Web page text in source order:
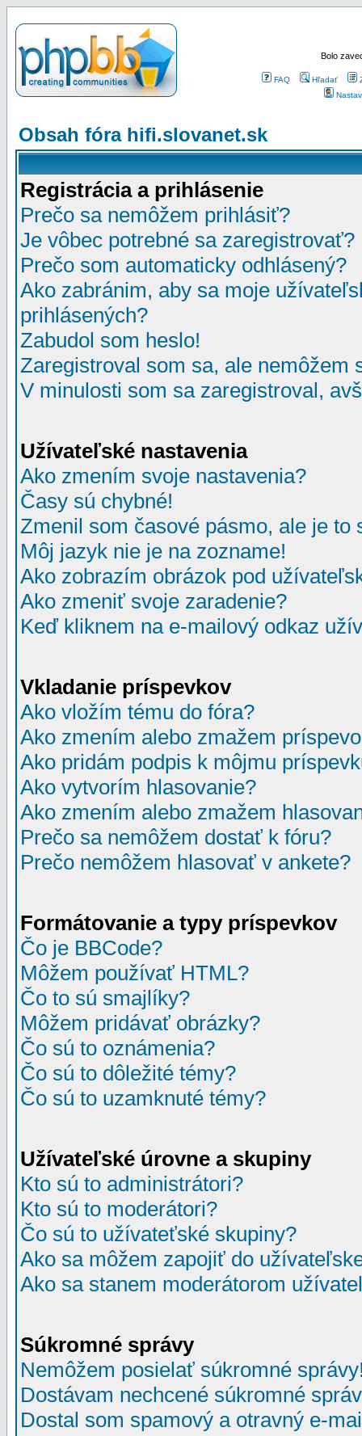
Bolo
FAQ Hľadať
Obsah fóra hifi.slovanet.sk
Registrácia a prihlásenie
Prečo sa nemôžem prihlásiť?
Je vôbec potrebné sa zaregistrovať?
Prečo som automaticky odhlásený?
Ako zabránim, aby sa moje
prihlásených?
Zabudol som heslo!
Zaregistroval som sa, ale nemôžem
V minulosti som sa zaregistroval,
Užívateľské nastavenia
Ako zmením svoje nastavenia?
Časy sú chybné!
Zmenil som časové pásmo, ale je to
Môj jazyk nie je na zozname!
Ako zobrazím obrázok pod
Ako zmeniť svoje zaradenie?
Keď kliknem na e-mailový odkaz
Vkladanie príspevkov
Ako vložím tému do fóra?
Ako zmením alebo zmažem
Ako pridám podpis k môjmu
Ako vytvorím hlasovanie?
Ako zmením alebo zmažem
Prečo sa nemôžem dostať k fóru?
Prečo nemôžem hlasovať v ankete?
Formátovanie a typy príspevkov
Čo je BBCode?
Môžem používať HTML?
Čo to sú smajlíky?
Môžem pridávať obrázky?
Čo sú to oznámenia?
Čo sú to dôležité témy?
Čo sú to uzamknuté témy?
Užívateľské úrovne a skupiny
Kto sú to administrátori?
Kto sú to moderátori?
Čo sú to užívateťské skupiny?
Ako sa môžem zapojiť do
Ako sa stanem moderátorom
Súkromné správy
Nemôžem posielať súkromné
Dostávam nechcené súkromné
Dostal som spamový a otravný e-